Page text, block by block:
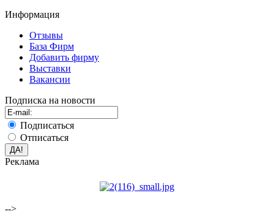
Информация
Отзывы
База Фирм
Добавить фирму
Выставки
Вакансии
Подписка на новости
Подписаться
Отписаться
Реклама
-->